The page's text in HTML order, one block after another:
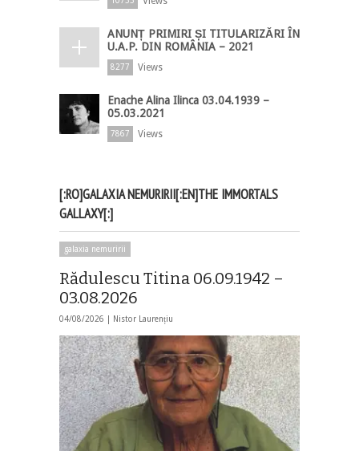
ANUNȚ PRIMIRI ȘI TITULARIZĂRI ÎN
U.A.P. DIN ROMÂNIA – 2021
8277 Views
Enache Alina Ilinca 03.04.1939 –
05.03.2021
7867 Views
[:RO]GALAXIA NEMURIRII[:EN]THE IMMORTALS
GALLAXY[:]
galaxia nemuririi
Rădulescu Titina 06.09.1942 –
03.08.2026
04/08/2026 | Nistor Laurențiu